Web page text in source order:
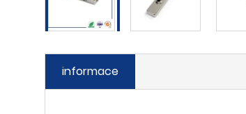
informace